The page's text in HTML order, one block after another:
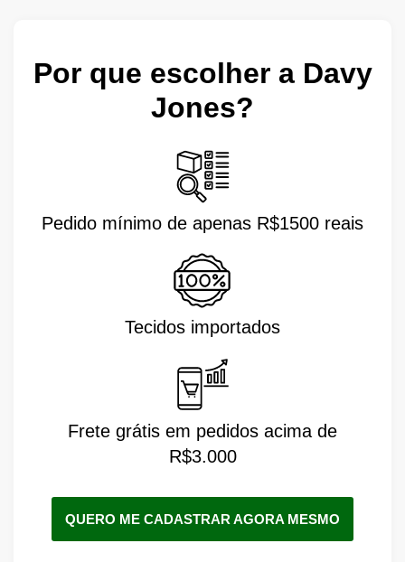
Por que escolher a Davy
Jones?
Pedido mínimo de apenas R$1500 reais
Tecidos importados
Frete grátis em pedidos acima de
R$3.000
QUERO ME CADASTRAR AGORA MESMO